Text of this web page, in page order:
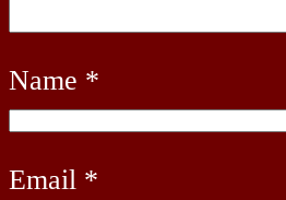
Name *
Email *